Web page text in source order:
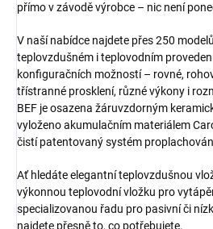
přímo v závodě výrobce – nic není
V naší nabídce najdete přes 250
teplovzdušném i teplovodním
konfiguračních možností – rovné,
třístranné prosklení, různé výkony i
BEF je osazena žáruvzdorným
vyloženo akumulačním materiálem
čistí patentovaný systém
Ať hledáte elegantní teplovzdušnou
výkonnou teplovodní vložku pro
specializovanou řadu pro pasivní či
najdete přesně to, co potřebujete.